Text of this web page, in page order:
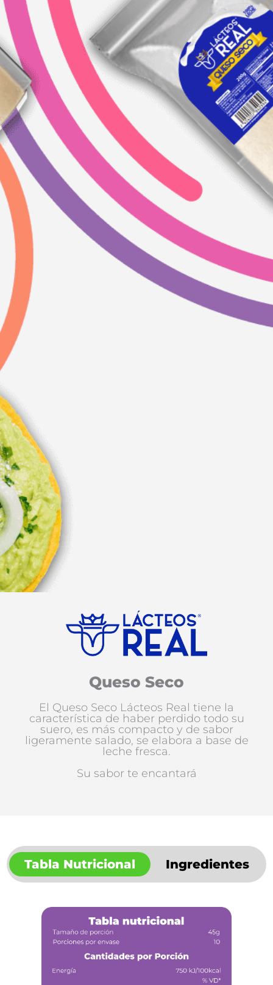
Queso Seco
El Queso Seco Lácteos Real tiene la
característica de haber perdido todo su
suero, es más compacto y de sabor
ligeramente salado, se elabora a base de
leche fresca.
Su sabor te encantará
Tabla Nutricional Ingredientes